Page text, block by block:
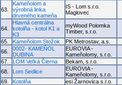
63.
Kameňolom a
výrobná linka
drveného kameňa
IS - Lom s.r.o.
Maglovec
64.
Hlavná centrálna
kotolňa - kotol K1 a
K3
myWood Polomka
Timber, s.r.o.
65. Kameňolom Stožok PK Metrostav, a.s.
66.
0002- KAMEŇOL
DUBINA
EUROVIA -
Kameňolomy, s.r.o.
67.
LOM Veľká Čierna Bekam, s.r.o.
68.
Lom Sedlice
EUROVIA -
Kameňolomy, s.r.o.
69.
Kotolňa esi Žarnovica s.r.o.